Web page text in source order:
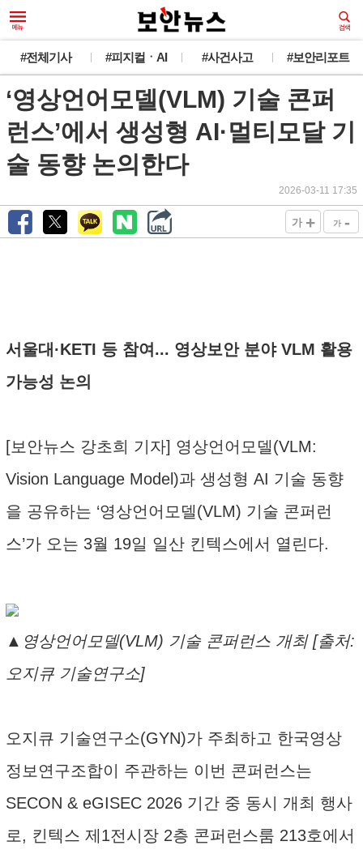
#전체기사 #피지컬ㆍAI #사건사고 #보안리포트
‘영상언어모델(VLM) 기술 콘퍼
런스’에서 생성형 AI·멀티모달 기
술 동향 논의한다
2026-03-11 17:35
가 + 가 -
서울대·KETI 등 참여... 영상보안 분야 VLM 활용
가능성 논의
[보안뉴스 강초희 기자] 영상언어모델(VLM:
Vision Language Model)과 생성형 AI 기술 동향
을 공유하는 ‘영상언어모델(VLM) 기술 콘퍼런
스’가 오는 3월 19일 일산 킨텍스에서 열린다.
▲영상언어모델(VLM) 기술 콘퍼런스 개최 [출처:
오지큐 기술연구소]
오지큐 기술연구소(GYN)가 주최하고 한국영상
정보연구조합이 주관하는 이번 콘퍼런스는
SECON & eGISEC 2026 기간 중 동시 개최 행사
로, 킨텍스 제1전시장 2층 콘퍼런스룸 213호에서